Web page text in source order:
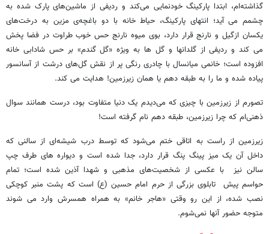
گذاشته‌ام، ابتدا پارکینگ خودنمایی می‌کند و ردیفی از ماشین‌های پارک شده به
چشمم می آید؛ انتهای پارکینگ، حیاط خانه با دو باغچه‌ی مزین به درخت‌های
یکسان ازگیل و نارنج قرار دارد، بوی میوه نارنج حس خوب طراوت در فضا پخش
می کند و ردیفی از گلدانها و گل ها به ویژه «گل گندم» بر حس شادابی خانه
افزوده است؛ خانمی میانسال با چادری رنگی پر از نقش گل‌های درشت از آسانسور
پیاده شده و ما را به طبقه دهم یا همان زیرزمین! هدایت می کند.
تصورم از زیرزمین با چیزی که می‌دیدم یک دنیا متفاوت بود، درست همانند سوال
ذهنی‌ام که چرا زیرزمین، طبقه دهم نام گرفته است!
زیرزمین از راست به اتاقی ختم می‌شود که توسط درب شیشه‌ای از سالنی که
داخل آن یک میز پینگ پنگ قرار دارد، جدا شده است و دیواره های طرف چپ
سالن نیز با عکسی از شخصیت‌های مذهبی و شهدا آذین شده است؛ تمام
حواسم پیش تابلوی بزرگی از حرم امام حسین (ع) است که پشت منبر کوچکی
نصب شده، از این رو وقتی «هاجر خانم» به همراه همسرش وارد می شوند
متوجه حضور آنها نمی‌شوم.